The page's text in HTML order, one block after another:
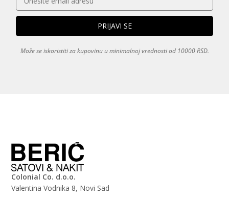
Može se iskoristiti za kupovinu u minimalnoj vrednosti od 10000 RSD.
Colonial Co. d.o.o.
Valentina Vodnika 8, Novi Sad